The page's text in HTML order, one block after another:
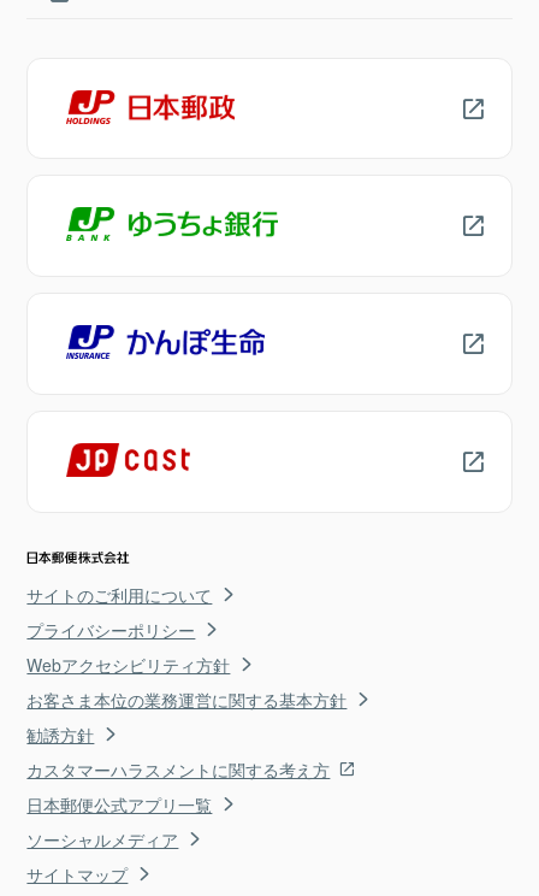
サイトのご利用について
プライバシーポリシー
Webアクセシビリティ方針
お客さま本位の業務運営に関する基本方針
勧誘方針
カスタマーハラスメントに関する考え方
日本郵便公式アプリ一覧
ソーシャルメディア
サイトマップ